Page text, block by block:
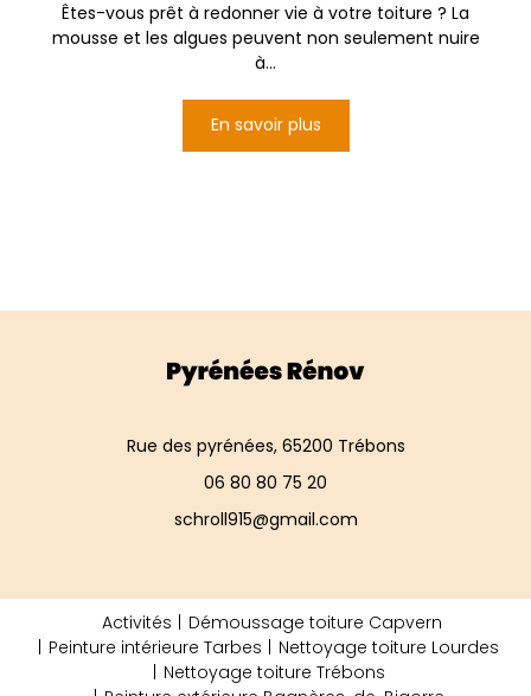
Êtes-vous prêt à redonner vie à votre toiture ? La
mousse et les algues peuvent non seulement nuire
à...
En savoir plus
Rue des pyrénées, 65200 Trébons
06 80 80 75 20
schroll915@gmail.com
Activités
Démoussage toiture Capvern
Peinture intérieure Tarbes
Nettoyage toiture Lourdes
Nettoyage toiture Trébons